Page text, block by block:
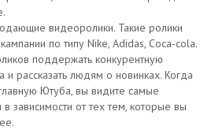
видеоролики. Такие ролики
по типу Nike, Adidas, Coca-cola.
поддержать конкурентную
и рассказать людям о новинках. Когда
Ютуба, вы видите самые
зависимости от тех тем, которые вы